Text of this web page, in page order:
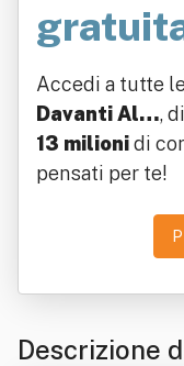
Accedi a tutte
Davanti Al…,
13 milionidi
pensati per te!
Descrizione